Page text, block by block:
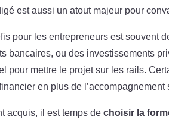
est aussi un atout majeur pour
pour les entrepreneurs est souvent
bancaires, ou des investissements
pour mettre le projet sur les rails.
en plus de l’accompagnement
acquis, il est temps dechoisir la